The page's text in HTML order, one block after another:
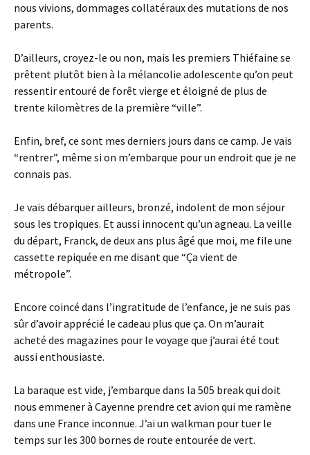
nous vivions, dommages collatéraux des mutations de nos
parents.
D’ailleurs, croyez-le ou non, mais les premiers Thiéfaine se
prêtent plutôt bien à la mélancolie adolescente qu’on peut
ressentir entouré de forêt vierge et éloigné de plus de
trente kilomètres de la première “ville”.
Enfin, bref, ce sont mes derniers jours dans ce camp. Je vais
“rentrer”, même si on m’embarque pour un endroit que je ne
connais pas.
Je vais débarquer ailleurs, bronzé, indolent de mon séjour
sous les tropiques. Et aussi innocent qu’un agneau. La veille
du départ, Franck, de deux ans plus âgé que moi, me file une
cassette repiquée en me disant que “Ça vient de
métropole”.
Encore coincé dans l’ingratitude de l’enfance, je ne suis pas
sûr d’avoir apprécié le cadeau plus que ça. On m’aurait
acheté des magazines pour le voyage que j’aurai été tout
aussi enthousiaste.
La baraque est vide, j’embarque dans la 505 break qui doit
nous emmener à Cayenne prendre cet avion qui me ramène
dans une France inconnue. J’ai un walkman pour tuer le
temps sur les 300 bornes de route entourée de vert.